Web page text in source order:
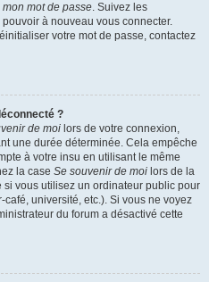
mon mot de passe. Suivez les
à nouveau vous connecter.
votre mot de passe, contactez
?
de moi lors de votre connexion,
une durée déterminée. Cela empêche
à votre insu en utilisant le même
la case Se souvenir de moi lors de la
si vous utilisez un ordinateur public pour
université, etc.). Si vous ne voyez
du forum a désactivé cette